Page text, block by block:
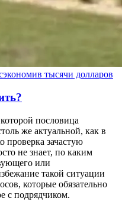
тысячи долларов
пословица
же актуальной, как в
проверка зачастую
не знает, по каким
или
такой ситуации
которые обязательно
с подрядчиком.